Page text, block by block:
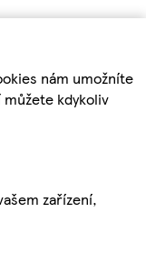
nám umožníte
kdykoliv
zařízení,